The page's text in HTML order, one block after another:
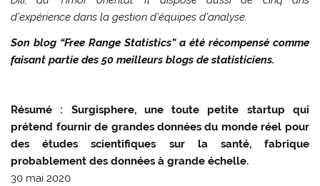
d’expérience dans la gestion d’équipes d’analyse.
Son blog “Free Range Statistics” a été récompensé comme
faisant partie des 50 meilleurs blogs de statisticiens.
Résumé : Surgisphere, une toute petite startup qui
prétend fournir de grandes données du monde réel pour
des études scientifiques sur la santé, fabrique
probablement des données à grande échelle.
30 mai 2020